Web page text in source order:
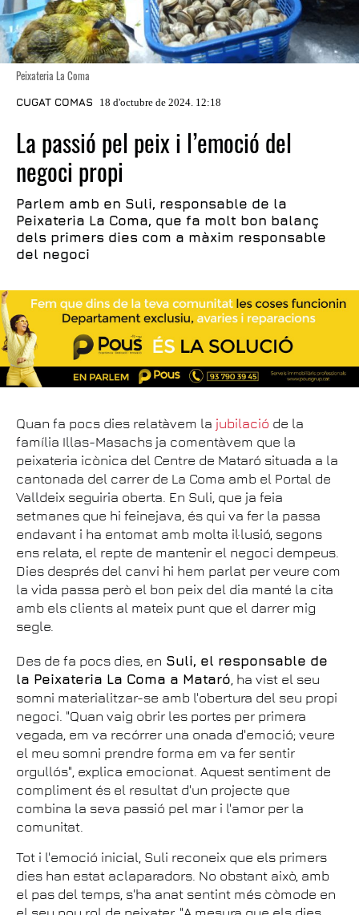
Peixateria La Coma
CUGAT COMAS 18 d'octubre de 2024. 12:18
La passió pel peix i l’emoció del
negoci propi
Parlem amb en Suli, responsable de la
Peixateria La Coma, que fa molt bon balanç
dels primers dies com a màxim responsable
del negoci
Quan fa pocs dies relatàvem la jubilació de la
família Illas-Masachs ja comentàvem que la
peixateria icònica del Centre de Mataró situada a la
cantonada del carrer de La Coma amb el Portal de
Valldeix seguiria oberta. En Suli, que ja feia
setmanes que hi feinejava, és qui va fer la passa
endavant i ha entomat amb molta il·lusió, segons
ens relata, el repte de mantenir el negoci dempeus.
Dies després del canvi hi hem parlat per veure com
la vida passa però el bon peix del dia manté la cita
amb els clients al mateix punt que el darrer mig
segle.
Des de fa pocs dies, en Suli, el responsable de
la Peixateria La Coma a Mataró, ha vist el seu
somni materialitzar-se amb l'obertura del seu propi
negoci. "Quan vaig obrir les portes per primera
vegada, em va recórrer una onada d'emoció; veure
el meu somni prendre forma em va fer sentir
orgullós", explica emocionat. Aquest sentiment de
compliment és el resultat d'un projecte que
combina la seva passió pel mar i l'amor per la
comunitat.
Tot i l'emoció inicial, Suli reconeix que els primers
dies han estat aclaparadors. No obstant això, amb
el pas del temps, s'ha anat sentint més còmode en